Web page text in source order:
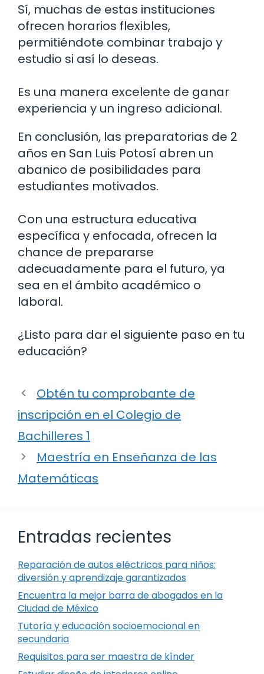
Sí, muchas de estas instituciones
ofrecen horarios flexibles,
permitiéndote combinar trabajo y
estudio si así lo deseas.
Es una manera excelente de ganar
experiencia y un ingreso adicional.
En conclusión, las preparatorias de 2
años en San Luis Potosí abren un
abanico de posibilidades para
estudiantes motivados.
Con una estructura educativa
específica y enfocada, ofrecen la
chance de prepararse
adecuadamente para el futuro, ya
sea en el ámbito académico o
laboral.
¿Listo para dar el siguiente paso en tu
educación?
Obtén tu comprobante de
inscripción en el Colegio de
Bachilleres 1
Maestría en Enseñanza de las
Matemáticas
Entradas recientes
Reparación de autos eléctricos para niños:
diversión y aprendizaje garantizados
Encuentra la mejor barra de abogados en la
Ciudad de México
Tutoría y educación socioemocional en
secundaria
Requisitos para ser maestra de kínder